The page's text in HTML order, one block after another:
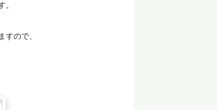
。
すので、